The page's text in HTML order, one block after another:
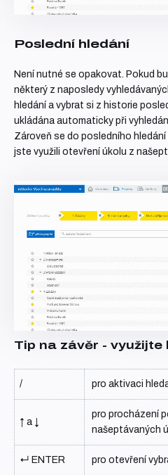
Poslední hledání
Není nutné se opakovat. Pokud
některý z naposledy
hledání a vybrat si z historie
ukládána automaticky při
Zároveň se do posledního
jste využili otevření úkolu z
Tip na závěr -
/ pro aktivaci
↑ a
pro procházení
našeptávaných
↵ ENTER pro otevření